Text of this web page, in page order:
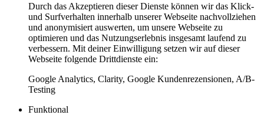
Durch das Akzeptieren dieser Dienste können wir das Klick-
und Surfverhalten innerhalb unserer Webseite nachvollziehen
und anonymisiert auswerten, um unsere Webseite zu
optimieren und das Nutzungserlebnis insgesamt laufend zu
verbessern. Mit deiner Einwilligung setzen wir auf dieser
Webseite folgende Drittdienste ein:
Google Analytics, Clarity, Google Kundenrezensionen, A/B-
Testing
Funktional